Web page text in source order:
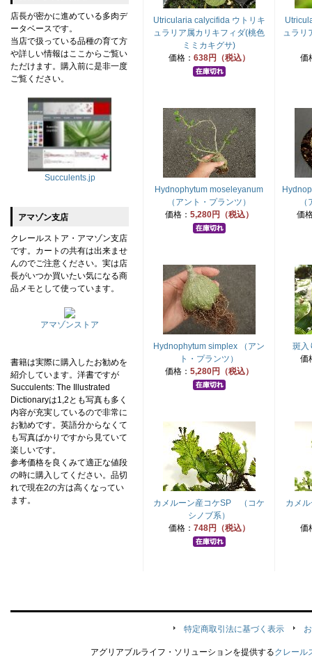
Utricularia calycifida ウトリキ
ュラリア属カリキフィダ(桃色
ミミカキグサ)
価格： 638円（税込）
ュラリ
価
Hydnophytum moseleyanum
（アント・プランツ）
価格： 5,280円（税込）
価
Hydnophytum simplex （アン
ト・プランツ）
価格： 5,280円（税込）
斑入
価
カメルーン産コケSP （コケ
シノブ系）
価格： 748円（税込）
カメ
価
店長が密かに進めている多肉デ
ータベースです。
当店で扱っている品種の育て方
や詳しい情報はここからご覧い
ただけます。購入前に是非一度
ご覧ください。
Succulents.jp
アマゾン支店
クレールストア・アマゾン支店
です。カートの共有は出来ませ
んのでご注意ください。実は店
長がいつか買いたい気になる商
品メモとして使っています。
アマゾンストア
書籍は実際に購入したお勧めを
紹介しています。洋書ですが
Succulents: The Illustrated
Dictionaryは1,2とも写真も多く
内容が充実しているので非常に
お勧めです。英語分からなくて
も写真ばかりですから見ていて
楽しいです。
参考価格を良くみて適正な値段
の時に購入してください。品切
れで現在2の方は高くなってい
ます。
特定商取引法に基づく表示
アグリアブルライフ・ソリューションを提供するクレール